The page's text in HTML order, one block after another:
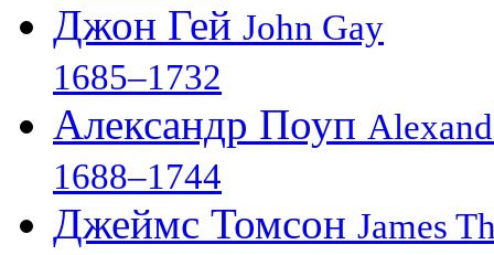
Джон Гей John Gay
1685–1732
Александр Поуп
1688–1744
Джеймс Томсон James